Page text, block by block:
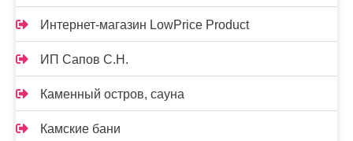
Интернет-магазин LowPrice Product
ИП Сапов С.Н.
Каменный остров, сауна
Камские бани